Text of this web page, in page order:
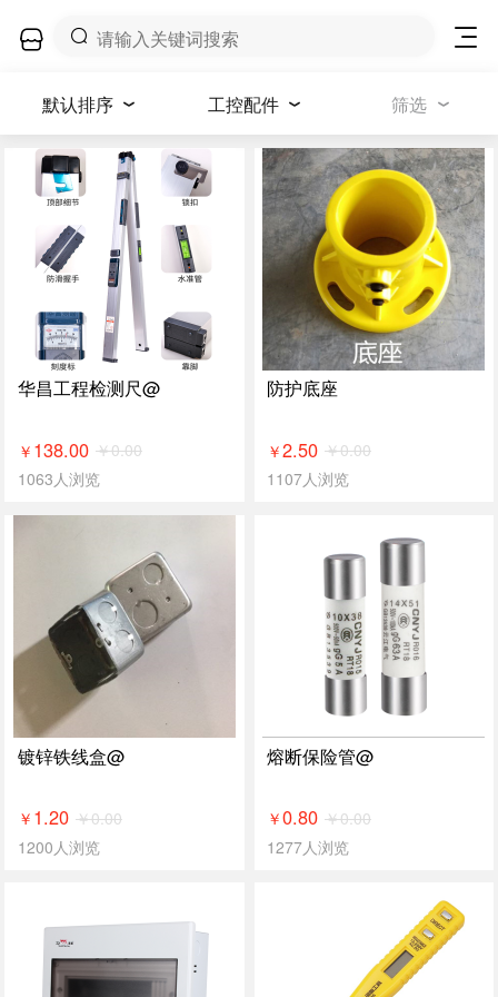
默认排序 工控配件 筛选
华昌工程检测尺@
￥ 138.00 ￥0.00
1063人浏览
防护底座
￥2.50 ￥0.00
1107人浏览
镀锌铁线盒@
￥ 1.20 ￥0.00
1200人浏览
熔断保险管@
￥0.80 ￥0.00
1277人浏览